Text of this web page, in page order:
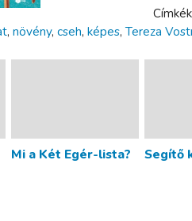
,növény,cseh,képes,Tereza
Mi a Két Egér-lista? Segítő